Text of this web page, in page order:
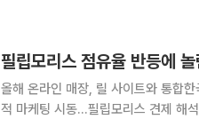
필립모리스 점유율 반등에
올해 온라인 매장, 릴 사이트와 통합
적 마케팅 시동…필립모리스 견제 해석 KT&G가 궐련형 전자담배 디바이스(기기)를 최대 반값